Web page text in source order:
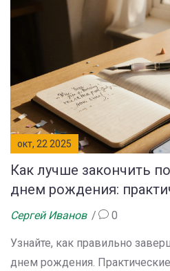
окт, 22 2025
Как лучше закончить
днем рождения:
примеры
Сергей Иванов 0
Узнайте, как правильно
днем рождения.